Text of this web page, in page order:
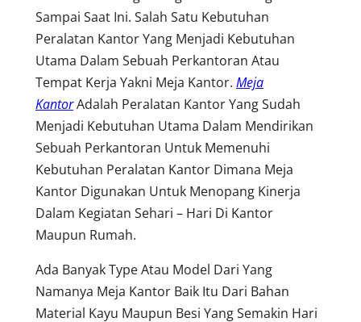
Sampai Saat Ini. Salah Satu Kebutuhan
Peralatan Kantor Yang Menjadi Kebutuhan
Utama Dalam Sebuah Perkantoran Atau
Tempat Kerja Yakni Meja Kantor. Meja
KantorAdalah Peralatan Kantor Yang Sudah
Menjadi Kebutuhan Utama Dalam Mendirikan
Sebuah Perkantoran Untuk Memenuhi
Kebutuhan Peralatan Kantor Dimana Meja
Kantor Digunakan Untuk Menopang Kinerja
Dalam Kegiatan Sehari – Hari Di Kantor
Maupun Rumah.
Ada Banyak Type Atau Model Dari Yang
Namanya Meja Kantor Baik Itu Dari Bahan
Material Kayu Maupun Besi Yang Semakin Hari